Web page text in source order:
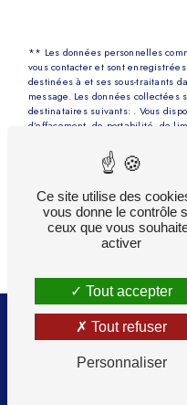
** Les données personnelles
vous contacter et sont
destinées à et ses sous-traitants
message. Les données collectées
destinataires suivants: . Vous
d’effacement, de portabilité, de
consentement à tout moment et
d’une autorité de contrôle, ainsi
mortem. Vous pouvez exercer
courrier électronique à l'adresse
demandé. Nous conservons vos
contact puis pendant la durée
de gestion des contentieux.
d'opposition au démarchage
. Consultez le site
Vistalid- 2026 - Tous
Ce site utilise des
vous donne le contrôle
ceux que vous
activer
Tout accepter
Tout refuser
Personnaliser